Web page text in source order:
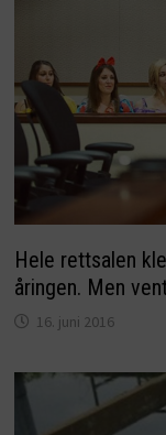
Hele rettsalen
åringen. Men
16. juni 2016